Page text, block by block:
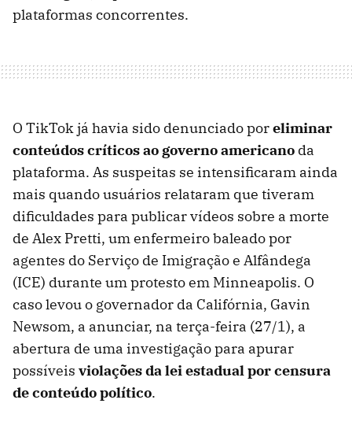
plataformas concorrentes.
O TikTok já havia sido denunciado poreliminar
conteúdos críticos ao governo americano da
plataforma. As suspeitas se intensificaram ainda
mais quando usuários relataram que tiveram
dificuldades para publicar vídeos sobre a morte
de Alex Pretti, um enfermeiro baleado por
agentes do Serviço de Imigração e Alfândega
(ICE) durante um protesto em Minneapolis. O
caso levou o governador da Califórnia, Gavin
Newsom, a anunciar, na terça-feira (27/1), a
abertura de uma investigação para apurar
possíveis violações da lei estadual por censura
de conteúdo político.